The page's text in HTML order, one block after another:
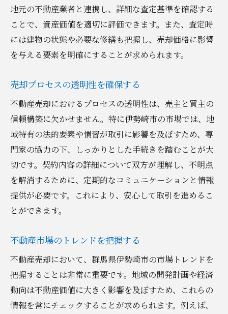
価値を引き上げるリフォーム戦略
市場タイミングを見極める
購入希望者の信用調査
契約時の注意点
安心して進める不動産売却のためのガイドと心
売却前に準備すべき書類
取引条件の交渉術
必要な保険と保証の選び方
不動産売却に伴う心理的負担の軽減方法
トラブルを未然に防ぐための方法
不動産売却を成功に導くために知っておくべき
安全性のポイント
不動産詐欺に注意する方法
契約書の徹底的な確認
地元の不動産業者と連携し、詳細な査定基準を確認する
ことで、資産価値を適切に評価できます。また、査定時
には建物の状態や必要な修繕も把握し、売却価格に影響
を与える要素を明確にすることが求められます。
売却プロセスの透明性を確保する
不動産売却におけるプロセスの透明性は、売主と買主の
信頼構築に欠かせません。特に伊勢崎市の市場では、地
域特有の法的要素や慣習が取引に影響を及ぼすため、専
門家の協力の下、しっかりとした手続きを踏むことが大
切です。契約内容の詳細について双方が理解し、不明点
を解消するために、定期的なコミュニケーションと情報
提供が必要です。これにより、安心して取引を進めるこ
とができます。
不動産市場のトレンドを把握する
不動産売却において、群馬県伊勢崎市の市場トレンドを
把握することは非常に重要です。地域の開発計画や経済
動向は不動産価値に大きく影響を及ぼすため、これらの
情報を常にチェックすることが求められます。例えば、